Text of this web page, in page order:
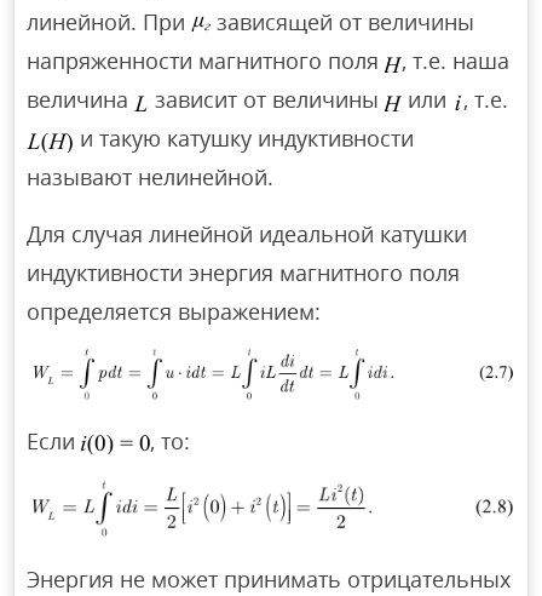
линейной. При
зависящей от величины
напряженности магнитного поля
, т.е. наша
величина
зависит от величины или
, т.е.
и такую катушку индуктивности
называют нелинейной.
Для случая линейной идеальной катушки
индуктивности энергия магнитного поля
определяется выражением:
Если , то:
Энергия не может принимать отрицательных